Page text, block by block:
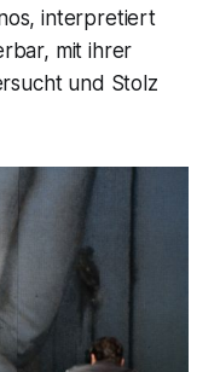
interpretiert
mit ihrer
und Stolz